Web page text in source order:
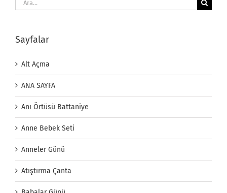
Sayfalar
Alt Açma
ANA SAYFA
Anı Örtüsü Battaniye
Anne Bebek Seti
Anneler Günü
Atıştırma Çanta